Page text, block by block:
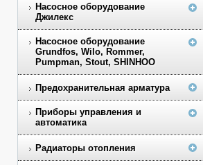
Насосное оборудование
Джилекс
Насосное оборудование
Grundfos, Wilo, Rommer,
Pumpman, Stout, SHINHOO
Предохранительная арматура
Приборы управления и
автоматика
Радиаторы отопления